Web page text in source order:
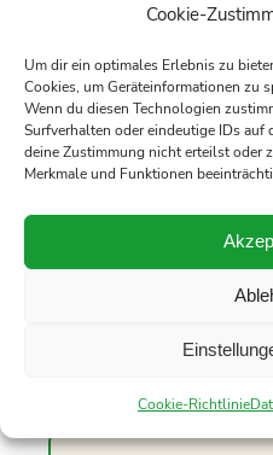
Cookie-
Um dir ein optimales Erlebnis zu
Cookies, um Geräteinformationen zu
Wenn du diesen Technologien
Surfverhalten oder eindeutige IDs auf
deine Zustimmung nicht erteilst oder
Merkmale und Funktionen
Cookie-Richtlinie
EDEKA –
Landgrafenstraße 2,